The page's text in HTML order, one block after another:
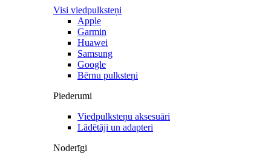
Visi viedpulksteņi
Apple
Garmin
Huawei
Samsung
Google
Bērnu pulksteņi
Piederumi
Viedpulksteņu aksesuāri
Lādētāji un adapteri
Noderīgi